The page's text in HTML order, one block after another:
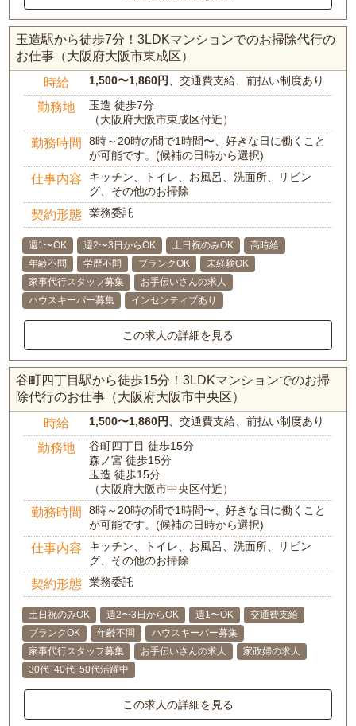
玉造駅から徒歩7分！3LDKマンションでのお掃除代行の
お仕事（大阪府大阪市東成区）
時給 1,500〜1,860円、交通費支給、前払い制度あり
勤務地
玉造 徒歩7分
（大阪府大阪市東成区付近）
勤務時間
8時～20時の間で1時間〜、好きな日に働くこと
が可能です。(候補の日時から選択)
仕事内容
キッチン、トイレ、お風呂、洗面所、リビン
グ、その他のお掃除
契約形態 業務委託
週1〜OK 週2〜3日からOK 土日祝のみOK
高時給
年齢不問
学歴不問 ブランクOK
未経験OK
家事代行スタッフ募集
お手伝いさんの求人
ハウスキーパー募集
インセンティブあり
この求人の詳細を見る
谷町四丁目駅から徒歩15分！3LDKマンションでのお掃
除代行のお仕事（大阪府大阪市中央区）
時給 1,500〜1,860円、交通費支給、前払い制度あり
勤務地
谷町四丁目 徒歩15分
森ノ宮 徒歩15分
玉造 徒歩15分
（大阪府大阪市中央区付近）
勤務時間
8時～20時の間で1時間〜、好きな日に働くこと
が可能です。(候補の日時から選択)
仕事内容
キッチン、トイレ、お風呂、洗面所、リビン
グ、その他のお掃除
契約形態 業務委託
土日祝のみOK 週2〜3日からOK 週1〜OK
交通費支給
ブランクOK
年齢不問
ハウスキーパー募集
家事代行スタッフ募集
お手伝いさんの求人
家政婦の求人
30代･40代･50代活躍中
この求人の詳細を見る